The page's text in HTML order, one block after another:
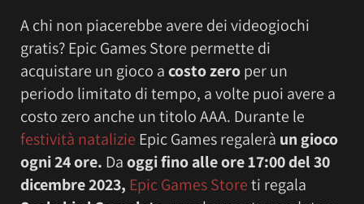
A chi non piacerebbe avere dei videogiochi
gratis? Epic Games Store permette di
acquistare un gioco acosto zeroper un
periodo limitato di tempo, a volte puoi avere a
costo zero anche un titolo AAA. Durante le
festività natalizie Epic Games regalerà un gioco
ogni 24 ore. Daoggifino alle ore17:00 del 30
dicembre 2023, Epic Games Storeti regala